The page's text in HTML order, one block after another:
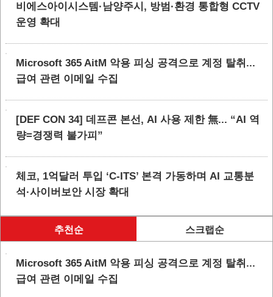
비에스아이시스템·남양주시, 방범·환경 통합형 CCTV
운영 확대
Microsoft 365 AitM 악용 피싱 공격으로 계정 탈취...
급여 관련 이메일 수집
[DEF CON 34] 데프콘 본선, AI 사용 제한 無... “AI 역
량=경쟁력 불가피”
체코, 1억달러 투입 ‘C-ITS’ 본격 가동하며 AI 교통분
석·사이버보안 시장 확대
추천순 스크랩순
Microsoft 365 AitM 악용 피싱 공격으로 계정 탈취...
급여 관련 이메일 수집